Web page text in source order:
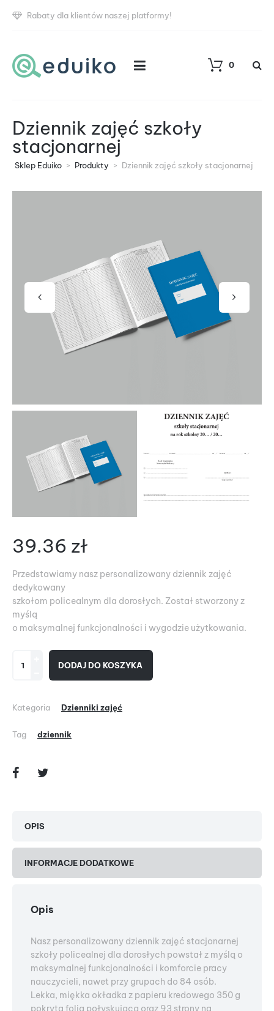
Rabaty dla klientów naszej platformy!
0
Dziennik zajęć szkoły
stacjonarnej
Sklep Eduiko > Produkty > Dziennik zajęć szkoły stacjonarnej
39.36 zł
Przedstawiamy nasz personalizowany dziennik zajęć
dedykowany
szkołom policealnym dla dorosłych. Został stworzony z
myślą
o maksymalnej funkcjonalności i wygodzie użytkowania.
DODAJ DO KOSZYKA
Kategoria Dzienniki zajęć
Tag dziennik
OPIS
INFORMACJE DODATKOWE
Opis
Nasz personalizowany dziennik zajęć stacjonarnej
szkoły policealnej dla dorosłych powstał z myślą o
maksymalnej funkcjonalności i komforcie pracy
nauczycieli, nawet przy grupach do 84 osób.
Lekka, miękka okładka z papieru kredowego 350 g
pokryta folią połyskującą oraz 93 strony na